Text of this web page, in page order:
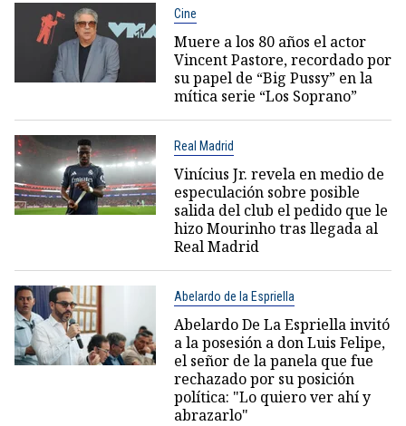
Cine
Muere a los 80 años el actor
Vincent Pastore, recordado por
su papel de “Big Pussy” en la
mítica serie “Los Soprano”
Real Madrid
Vinícius Jr. revela en medio de
especulación sobre posible
salida del club el pedido que le
hizo Mourinho tras llegada al
Real Madrid
Abelardo de la Espriella
Abelardo De La Espriella invitó
a la posesión a don Luis Felipe,
el señor de la panela que fue
rechazado por su posición
política: "Lo quiero ver ahí y
abrazarlo"